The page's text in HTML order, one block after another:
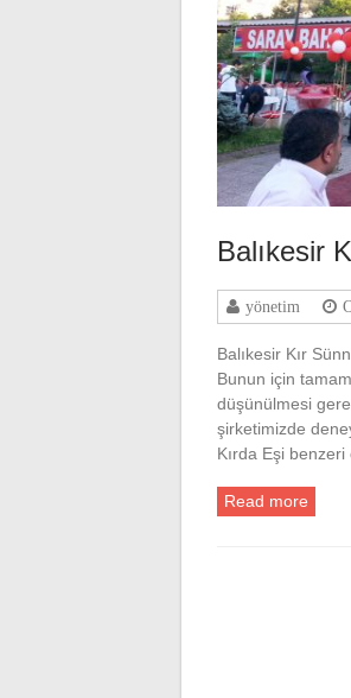
Balıkesir
yönetim
Balıkesir Kır
Bunun için
düşünülmesi
şirketimizde
Kırda Eşi
Read more